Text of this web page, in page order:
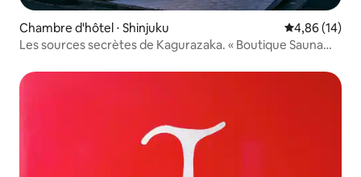
Chambre d'hôtel ⋅ Shinjuku Évaluation
4,86 (14)
Les sources secrètes de Kagurazaka. « Boutique Sauna
libre